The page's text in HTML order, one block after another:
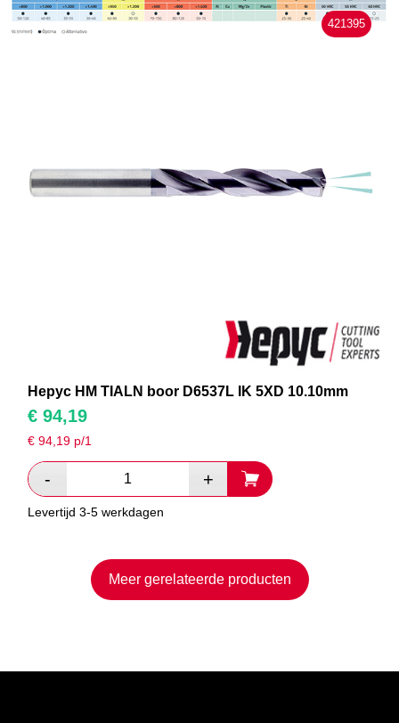
421395
Hepyc HM TIALN boor D6537L IK 5XD 10.10mm
€ 94,19
€94,19 p/1
Levertijd 3-5 werkdagen
Meer gerelateerde producten